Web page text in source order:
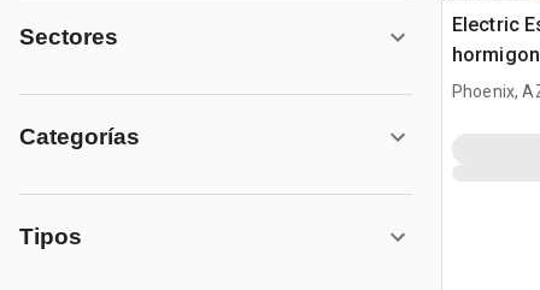
Sectores
Categorías
Tipos
Electric
hormigon
Phoenix,